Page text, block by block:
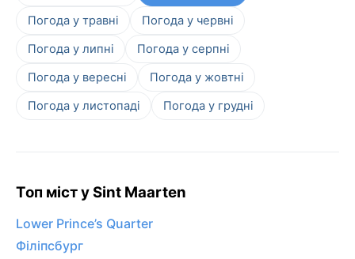
Погода у травні
Погода у червні
Погода у липні
Погода у серпні
Погода у вересні
Погода у жовтні
Погода у листопаді
Погода у грудні
Топ міст у Sint Maarten
Lower Prince’s Quarter
Філіпсбург